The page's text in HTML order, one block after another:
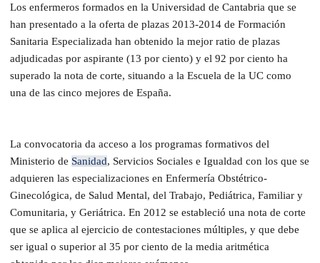
Los enfermeros formados en la Universidad de Cantabria que se
han presentado a la oferta de plazas 2013-2014 de Formación
Sanitaria Especializada han obtenido la mejor ratio de plazas
adjudicadas por aspirante (13 por ciento) y el 92 por ciento ha
superado la nota de corte, situando a la Escuela de la UC como
una de las cinco mejores de España.
La convocatoria da acceso a los programas formativos del
Ministerio de Sanidad, Servicios Sociales e Igualdad con los que se
adquieren las especializaciones en Enfermería Obstétrico-
Ginecológica, de Salud Mental, del Trabajo, Pediátrica, Familiar y
Comunitaria, y Geriátrica. En 2012 se estableció una nota de corte
que se aplica al ejercicio de contestaciones múltiples, y que debe
ser igual o superior al 35 por ciento de la media aritmética